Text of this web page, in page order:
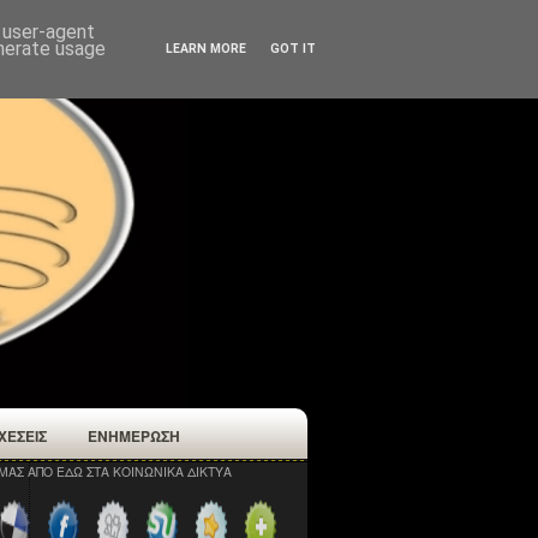
ΕΝΗΜΕΡΩΣΗ
ΑΠΟ ΕΔΩ ΣΤΑ ΚΟΙΝΩΝΙΚΑ ΔΙΚΤΥΑ
agent
usage LEARN MORE GOT IT